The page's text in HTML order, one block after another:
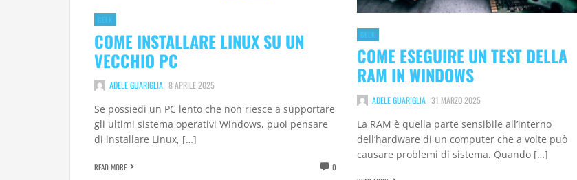
GEEK
COME INSTALLARE LINUX SU UN
VECCHIO PC
ADELE GUARIGLIA 8 APRILE 2025
Se possiedi un PC lento che non riesce a supportare
gli ultimi sistema operativi Windows, puoi pensare
di installare Linux, […]
READ MORE 0
GEEK
COME ESEGUIRE UN TEST DELLA
RAM IN WINDOWS
ADELE GUARIGLIA 31 MARZO 2025
La RAM è quella parte sensibile all’interno
dell’hardware di un computer che a volte può
causare problemi di sistema. Quando […]